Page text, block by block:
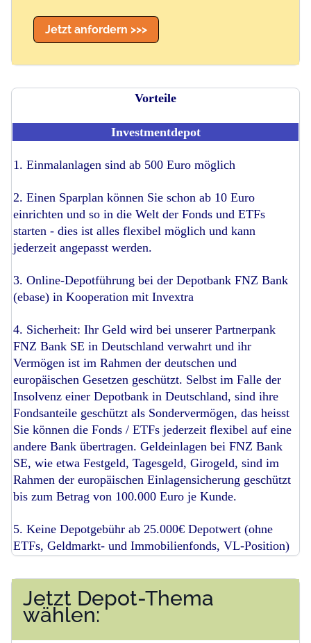
Jetzt anfordern >>>
Vorteile
Investmentdepot
1. Einmalanlagen sind ab 500 Euro möglich
2. Einen Sparplan können Sie schon ab 10 Euro
einrichten und so in die Welt der Fonds und ETFs
starten - dies ist alles flexibel möglich und kann
jederzeit angepasst werden.
3. Online-Depotführung bei der Depotbank FNZ Bank
(ebase) in Kooperation mit Invextra
4. Sicherheit: Ihr Geld wird bei unserer Partnerpank
FNZ Bank SE in Deutschland verwahrt und ihr
Vermögen ist im Rahmen der deutschen und
europäischen Gesetzen geschützt. Selbst im Falle der
Insolvenz einer Depotbank in Deutschland, sind ihre
Fondsanteile geschützt als Sondervermögen, das heisst
Sie können die Fonds / ETFs jederzeit flexibel auf eine
andere Bank übertragen. Geldeinlagen bei FNZ Bank
SE, wie etwa Festgeld, Tagesgeld, Girogeld, sind im
Rahmen der europäischen Einlagensicherung geschützt
bis zum Betrag von 100.000 Euro je Kunde.
5. Keine Depotgebühr ab 25.000€ Depotwert (ohne
ETFs, Geldmarkt- und Immobilienfonds, VL-Position)
Jetzt Depot-Thema
wählen: